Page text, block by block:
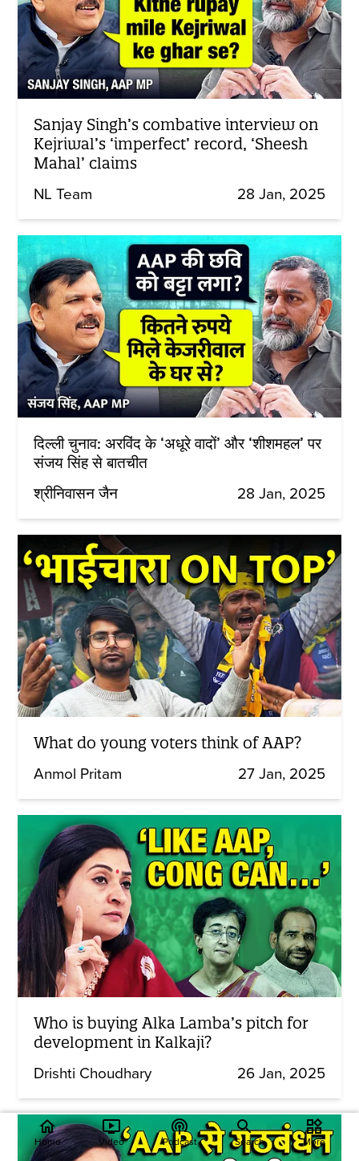
Sanjay Singh’s combative interview on
Kejriwal’s ‘imperfect’ record, ‘Sheesh
Mahal’ claims
NL Team 28 Jan, 2025
दिल्ली चुनाव: अरविंद के ‘अधूरे वादों’ और ‘शीशमहल’ पर
संजय सिंह से बातचीत
श्रीनिवासन जैन 28 Jan, 2025
What do young voters think of AAP?
Anmol Pritam 27 Jan, 2025
Who is buying Alka Lamba’s pitch for
development in Kalkaji?
Drishti Choudhary 26 Jan, 2025
home
Home
ondemand_video
Video
podcasts
Podcast Search
widgets
More